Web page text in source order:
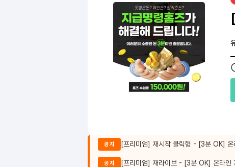
공지 [프리미엄] 재시작 클릭형 - [3분 OK] 온
공지 [프리미엄] 재라이브 - [3분 OK] 온라인